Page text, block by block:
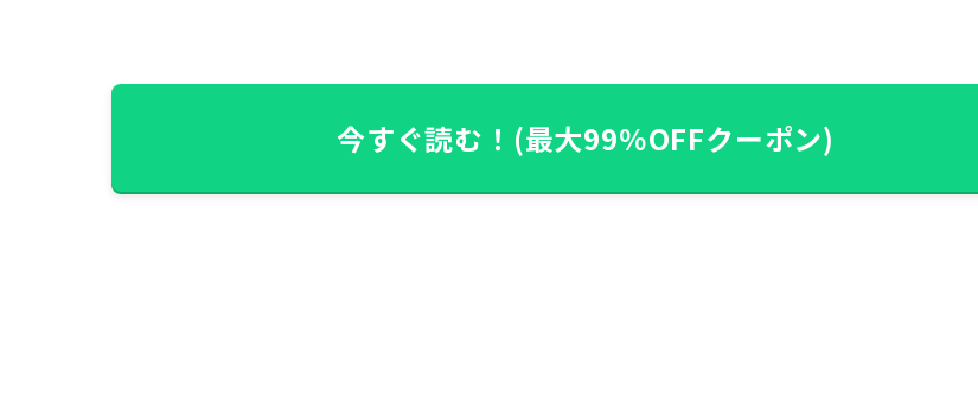
今すぐ読む！(最大99％OFFクーポン)